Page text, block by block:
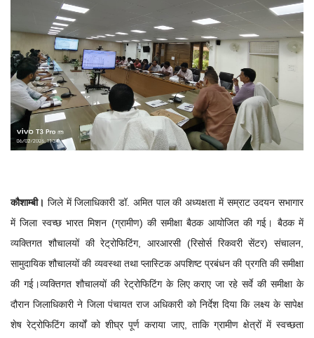
कौशाम्बी। जिले में जिलाधिकारी डॉ. अमित पाल की अध्यक्षता में सम्राट उदयन सभागार
में जिला स्वच्छ भारत मिशन (ग्रामीण) की समीक्षा बैठक आयोजित की गई। बैठक में
व्यक्तिगत शौचालयों की रेट्रोफिटिंग, आरआरसी (रिसोर्स रिकवरी सेंटर) संचालन,
सामुदायिक शौचालयों की व्यवस्था तथा प्लास्टिक अपशिष्ट प्रबंधन की प्रगति की समीक्षा
की गई।व्यक्तिगत शौचालयों की रेट्रोफिटिंग के लिए कराए जा रहे सर्वे की समीक्षा के
दौरान जिलाधिकारी ने जिला पंचायत राज अधिकारी को निर्देश दिया कि लक्ष्य के सापेक्ष
शेष रेट्रोफिटिंग कार्यों को शीघ्र पूर्ण कराया जाए, ताकि ग्रामीण क्षेत्रों में स्वच्छता